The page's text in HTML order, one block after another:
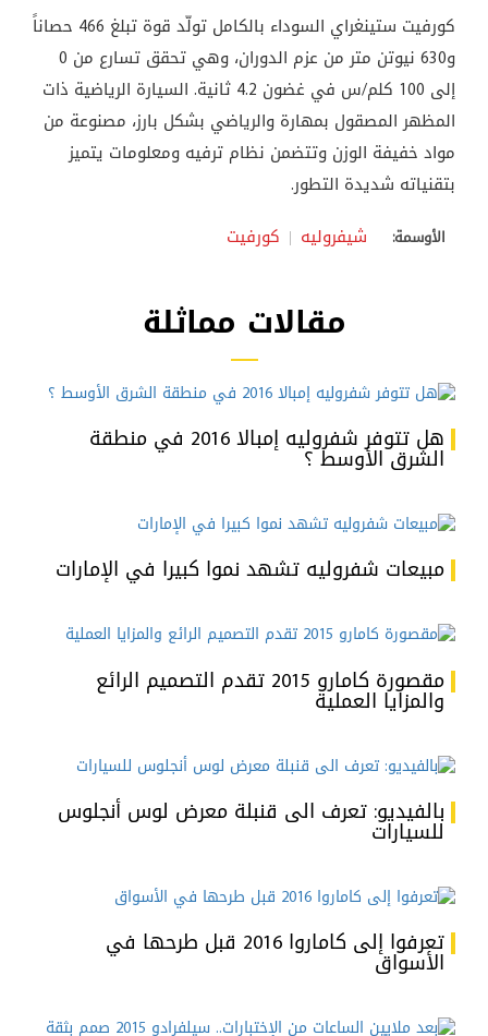
كورفيت ستينغراي السوداء بالكامل تولّد قوة تبلغ 466 حصاناً
و630 نيوتن متر من عزم الدوران، وهي تحقق تسارع من 0
إلى 100 كلم/س في غضون 4.2 ثانية. السيارة الرياضية ذات
المظهر المصقول بمهارة والرياضي بشكل بارز، مصنوعة من
مواد خفيفة الوزن وتتضمن نظام ترفيه ومعلومات يتميز
بتقنياته شديدة التطور.
الأوسمة: شيفروليه كورفيت
مقالات مماثلة
هل تتوفر شفروليه إمبالا 2016 في منطقة
الشرق الأوسط ؟
مبيعات شفروليه تشهد نموا كبيرا في الإمارات
مقصورة كامارو 2015 تقدم التصميم الرائع
والمزايا العملية
بالفيديو: تعرف الى قنبلة معرض لوس أنجلوس
للسيارات
تعرفوا إلى كاماروا 2016 قبل طرحها في
الأسواق